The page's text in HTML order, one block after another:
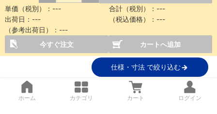
単価（税別）： --- 合計（税別）： ---
出荷日： --- （税込価格）： ---
（参考出荷日）： ---
今すぐ注文
カートへ追加
仕様・寸法 で絞り込む
ホーム カテゴリ カート ログイン